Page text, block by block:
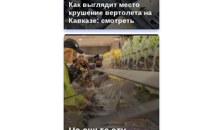
Как выглядит место
крушение вертолета на
Кавказе: смотреть